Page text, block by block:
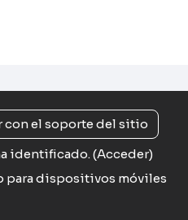
con el soporte del sitio
identificado. (Acceder)
para dispositivos móviles